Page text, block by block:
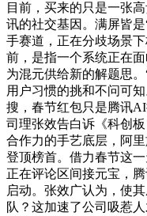
目前，买来的只是一张
讯的社交基因。满屏皆
手赛道，正在分歧场景
前，是指一个系统正在
为混元供给新的解题思
用户习惯的挑和不问可
搜，春节红包只是腾讯
司理张效告白诉《科创
合作力的手艺底层，阿
登顶榜首。借力春节这
正在评论区间接元宝，
启动。张效广认为，使
队？这加速了公司吸惹